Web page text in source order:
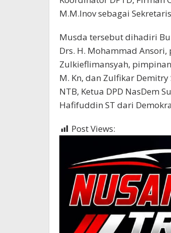
M.M.Inov sebagai
Musda tersebut dihadiri
Drs. H. Mohammad Ansori,
Zulkieflimansyah, pimpinan
M. Kn, dan Zulfikar Demitry
NTB, Ketua DPD NasDem
Hafifuddin ST dari
Post Views: